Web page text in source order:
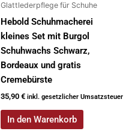
Glattlederpflege für Schuhe
Hebold Schuhmacherei
kleines Set mit Burgol
Schuhwachs Schwarz,
Bordeaux und gratis
Cremebürste
35,90 € inkl. gesetzlicher Umsatzsteuer
In den Warenkorb